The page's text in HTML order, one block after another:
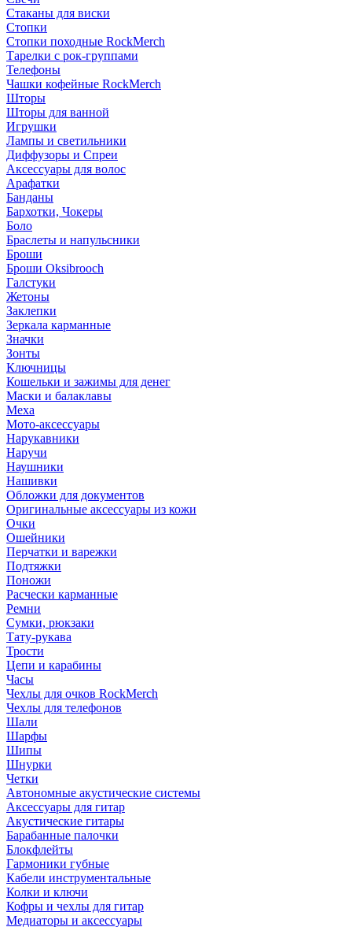
Стаканы для виски
Стопки
Стопки походные RockMerch
Тарелки с рок-группами
Телефоны
Чашки кофейные RockMerch
Шторы
Шторы для ванной
Игрушки
Лампы и светильники
Диффузоры и Спреи
Аксессуары для волос
Арафатки
Банданы
Бархотки, Чокеры
Боло
Браслеты и напульсники
Броши
Броши Oksibrooch
Галстуки
Жетоны
Заклепки
Зеркала карманные
Значки
Зонты
Ключницы
Кошельки и зажимы для денег
Маски и балаклавы
Меха
Мото-аксессуары
Нарукавники
Наручи
Наушники
Нашивки
Обложки для документов
Оригинальные аксессуары из кожи
Очки
Ошейники
Перчатки и варежки
Подтяжки
Поножи
Расчески карманные
Ремни
Сумки, рюкзаки
Тату-рукава
Трости
Цепи и карабины
Часы
Чехлы для очков RockMerch
Чехлы для телефонов
Шали
Шарфы
Шипы
Шнурки
Четки
Автономные акустические системы
Аксессуары для гитар
Акустические гитары
Барабанные палочки
Блокфлейты
Гармоники губные
Кабели инструментальные
Колки и ключи
Кофры и чехлы для гитар
Медиаторы и аксессуары